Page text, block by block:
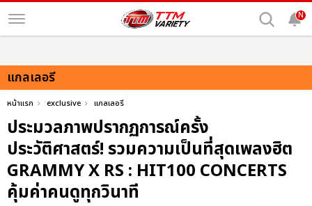
N
แกลเลอรี
หน้าแรก exclusive แกลเลอรี
ประมวลภาพปรากฏการณ์ครั้ง
ประวัติศาสตร์! รวมความเป็นที่สุดเพลงฮิต
GRAMMY X RS : HIT100 CONCERTS
คุ้มค่าคนดูทุกวินาที